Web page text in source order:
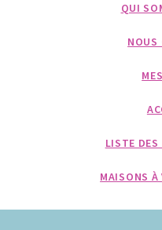
QUI
NOUS
LISTE DES
MAISONS À